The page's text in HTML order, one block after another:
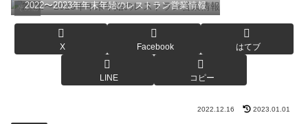
その他
2022〜2023年年末年始のレストラン営業情報
X Facebook はてブ
LINE コピー
2022.12.16 2023.01.01